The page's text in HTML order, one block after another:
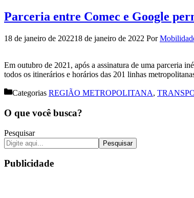
Parceria entre Comec e Google
18 de janeiro de 202218 de janeiro de 2022 Por
Em outubro de 2021, após a assinatura de uma parceria
todos os itinerários e horários das 201 linhas
Categorias REGIÃO METROPOLITANA,
O que você busca?
Pesquisar
Pesquisar
Publicidade